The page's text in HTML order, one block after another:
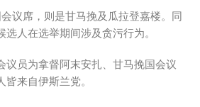
议席，则是甘马挽及瓜拉登嘉楼。同
人在选举期间涉及贪污行为。
议员为拿督阿末安扎、甘马挽国会议
来自伊斯兰党。